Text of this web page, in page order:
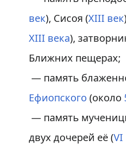
век), Сисоя (XIII век
XIII века),
Ближних пещерах;
— память
Ефиопского (около
— память
двух дочерей её (VI